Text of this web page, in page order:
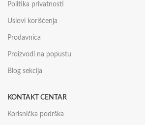
Politika privatnosti
Uslovi korišćenja
Prodavnica
Proizvodi na popustu
Blog sekcija
KONTAKT CENTAR
Korisnička podrška